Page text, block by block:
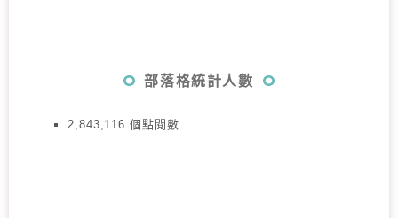
部落格統計人數
2,843,116 個點閱數